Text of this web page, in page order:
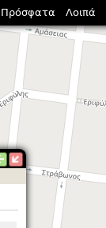
Πρόσφατα Λοιπά